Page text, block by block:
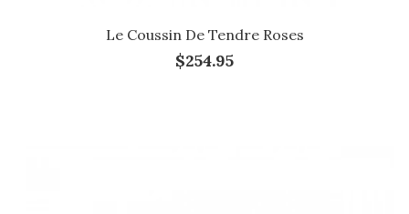
Le Coussin De Tendre Roses
$254.95